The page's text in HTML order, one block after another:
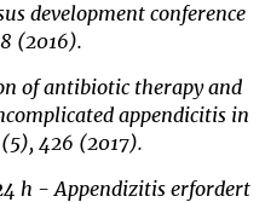
development conference
(2016).
of antibiotic therapy and
appendicitis in
426 (2017).
h - Appendizitis erfordert